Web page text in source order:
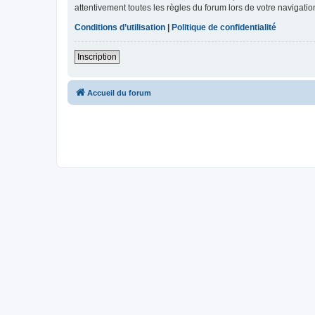
attentivement toutes les règles du forum lors de votre
Conditions d’utilisation
Politique de confidentialité
Inscription
Accueil du forum